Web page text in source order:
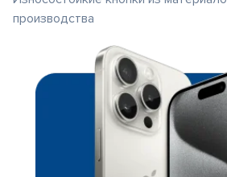
производства